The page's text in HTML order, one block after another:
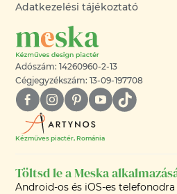
Adatkezelési tájékoztató
Adószám: 14260960-2-13
Cégjegyzékszám: 13-09-197708
Kézműves piactér, Románia
Töltsd le a Meska
Android-os és iOS-es telefonodra